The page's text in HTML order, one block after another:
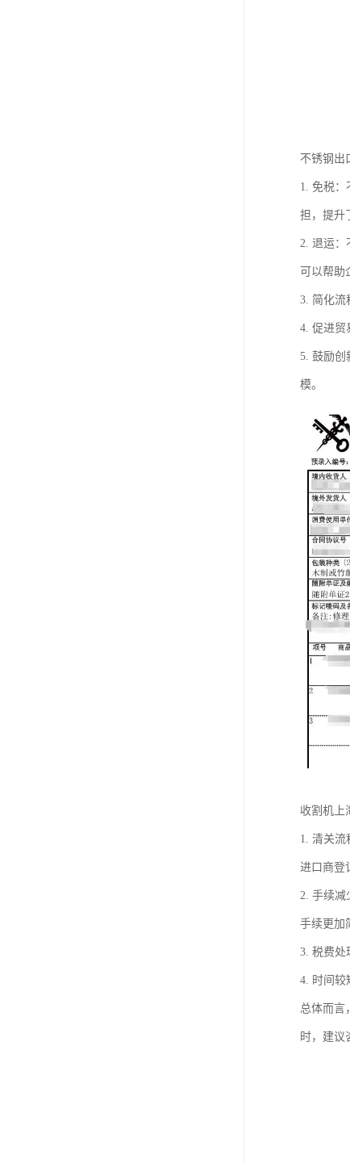
不锈钢出
1. 免税：
担，提升
2. 退运：
可以帮助
3. 简化流
4. 促进贸
5. 鼓励创
模。
收割机上
1. 清关流
进口商登
2. 手续减
手续更加
3. 税费处
4. 时间较
总体而言
时，建议